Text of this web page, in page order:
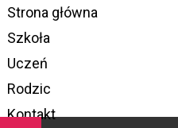
Strona główna
Szkoła
Uczeń
Rodzic
Kontakt